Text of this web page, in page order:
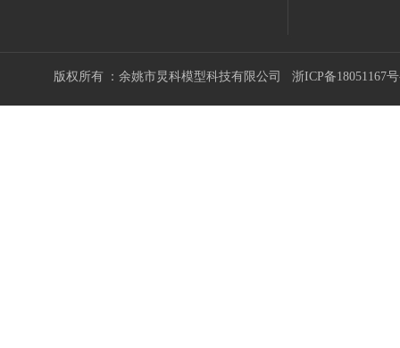
版权所有 ：余姚市炅科模型科技有限公司 浙ICP备18051167